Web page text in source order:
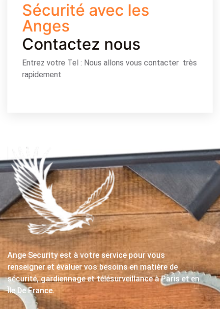
Sécurité avec les
Anges
Contactez nous
Entrez votre Tel : Nous allons vous contacter très
rapidement
Ange Security est à votre service pour vous
renseigner et évaluer vos besoins en matière de
sécurité, gardiennage et télésurveillance à Paris et en
Île De France.